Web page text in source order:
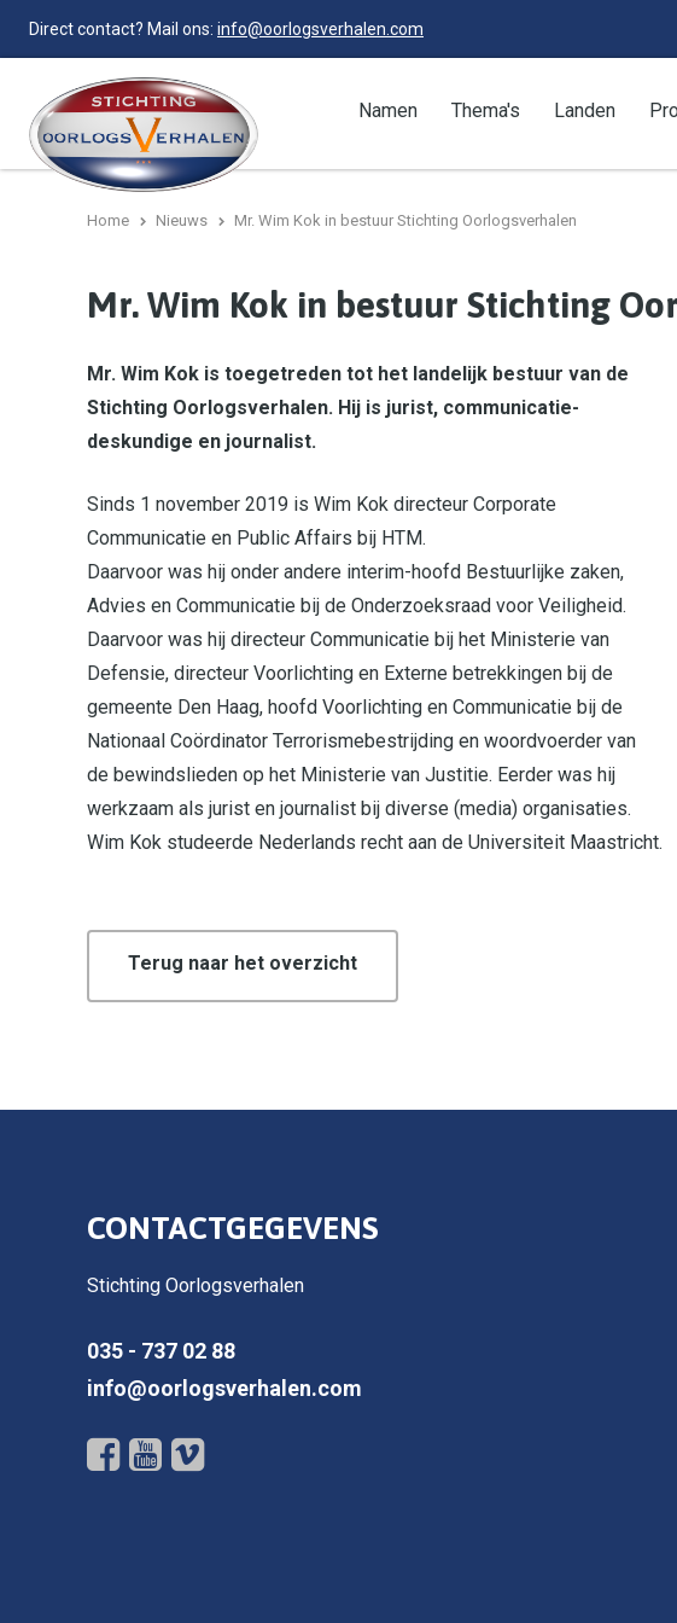
Direct contact? Mail ons: info@oorlogsverhalen.com
Namen Thema's Landen
Home Nieuws Mr. Wim Kok in bestuur Stichting Oorlogsverhalen
Mr. Wim Kok in bestuur Stichting
Mr. Wim Kok is toegetreden tot het landelijk bestuur van de
Stichting Oorlogsverhalen. Hij is jurist, communicatie-
deskundige en journalist.
Sinds 1 november 2019 is Wim Kok directeur Corporate
Communicatie en Public Affairs bij HTM.
Daarvoor was hij onder andere interim-hoofd Bestuurlijke zaken,
Advies en Communicatie bij de Onderzoeksraad voor Veiligheid.
Daarvoor was hij directeur Communicatie bij het Ministerie van
Defensie, directeur Voorlichting en Externe betrekkingen bij de
gemeente Den Haag, hoofd Voorlichting en Communicatie bij de
Nationaal Coördinator Terrorismebestrijding en woordvoerder van
de bewindslieden op het Ministerie van Justitie. Eerder was hij
werkzaam als jurist en journalist bij diverse (media) organisaties.
Wim Kok studeerde Nederlands recht aan de Universiteit Maastricht.
Terug naar het overzicht
CONTACTGEGEVENS
Stichting Oorlogsverhalen
035 - 737 02 88
info@oorlogsverhalen.com